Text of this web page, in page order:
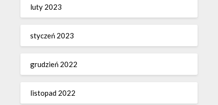
luty 2023
styczeń 2023
grudzień 2022
listopad 2022